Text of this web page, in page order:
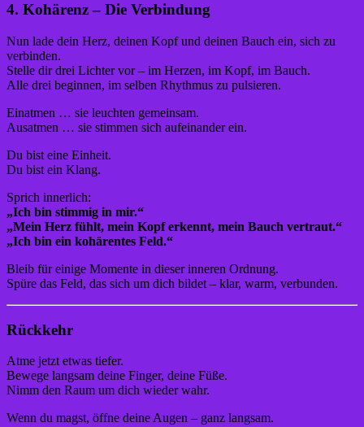
4. Kohärenz – Die Verbindung
Nun lade dein Herz, deinen Kopf und deinen Bauch ein, sich zu
verbinden.
Stelle dir drei Lichter vor – im Herzen, im Kopf, im Bauch.
Alle drei beginnen, im selben Rhythmus zu pulsieren.
Einatmen … sie leuchten gemeinsam.
Ausatmen … sie stimmen sich aufeinander ein.
Du bist eine Einheit.
Du bist ein Klang.
Sprich innerlich:
„Ich bin stimmig in mir.“
„Mein Herz fühlt, mein Kopf erkennt, mein Bauch vertraut.“
„Ich bin ein kohärentes Feld.“
Bleib für einige Momente in dieser inneren Ordnung.
Spüre das Feld, das sich um dich bildet – klar, warm, verbunden.
Rückkehr
Atme jetzt etwas tiefer.
Bewege langsam deine Finger, deine Füße.
Nimm den Raum um dich wieder wahr.
Wenn du magst, öffne deine Augen – ganz langsam.